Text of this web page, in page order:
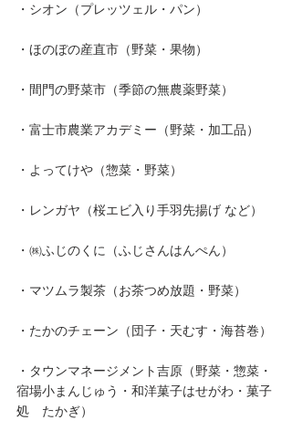
・シオン（プレッツェル・パン）
・ほのぼの産直市（野菜・果物）
・間門の野菜市（季節の無農薬野菜）
・富士市農業アカデミー（野菜・加工品）
・よってけや（惣菜・野菜）
・レンガヤ（桜エビ入り手羽先揚げ など）
・㈱ふじのくに（ふじさんはんぺん）
・マツムラ製茶（お茶つめ放題・野菜）
・たかのチェーン（団子・天むす・海苔巻）
・タウンマネージメント吉原（野菜・惣菜・
宿場小まんじゅう・和洋菓子はせがわ・菓子
処　たかぎ）